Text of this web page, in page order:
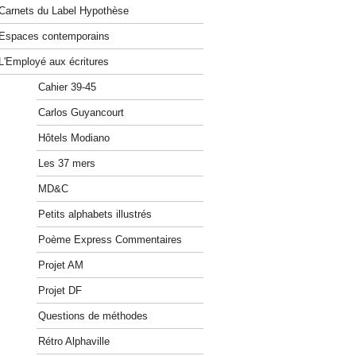
du Label Hypothèse
contemporains
aux écritures
Cahier 39-45
Carlos Guyancourt
Hôtels Modiano
Les 37 mers
MD&C
Petits alphabets illustrés
Poème Express Commentaires
Projet AM
Projet DF
Questions de méthodes
Rétro Alphaville